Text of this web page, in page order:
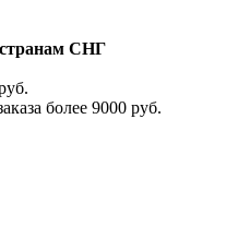
странам СНГ
более 9000 руб.